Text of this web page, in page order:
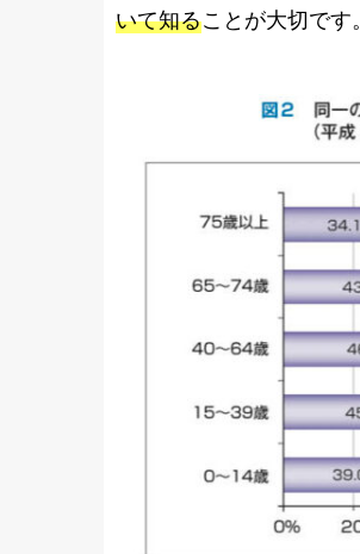
いて知ることが大切です。